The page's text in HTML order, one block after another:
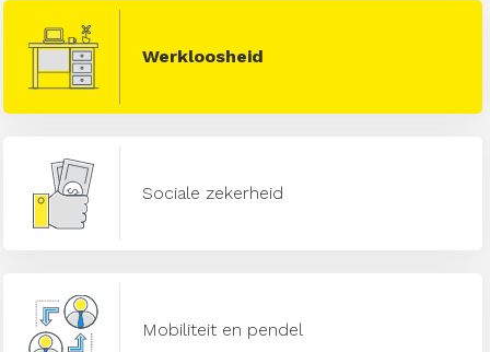
Werkloosheid
Sociale zekerheid
Mobiliteit en pendel